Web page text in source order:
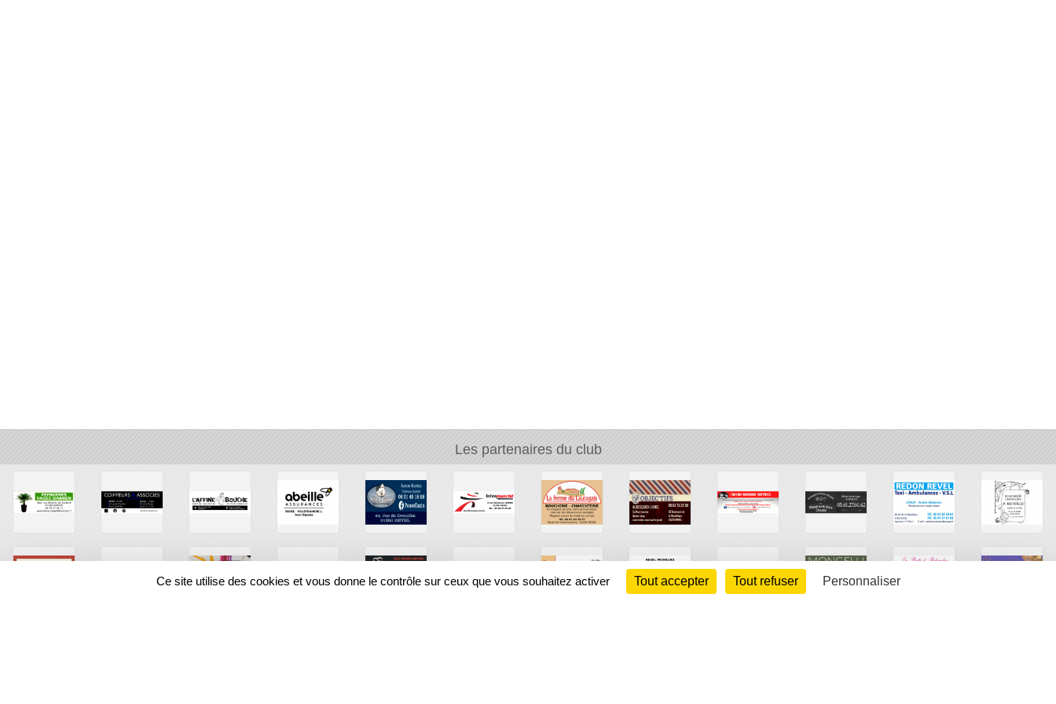
Les partenaires du club
Ce site utilise des cookies et vous donne le contrôle sur ceux que vous souhaitez activer Tout accepter Tout refuser Personnaliser